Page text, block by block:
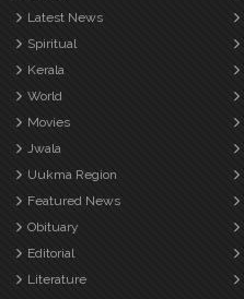
Latest News
Spiritual
Kerala
World
Movies
Jwala
Uukma Region
Featured News
Obituary
Editorial
Literature